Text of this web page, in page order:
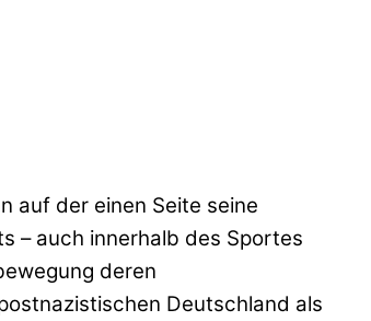
auf der einen Seite seine
– auch innerhalb des Sportes
deren
Deutschland als